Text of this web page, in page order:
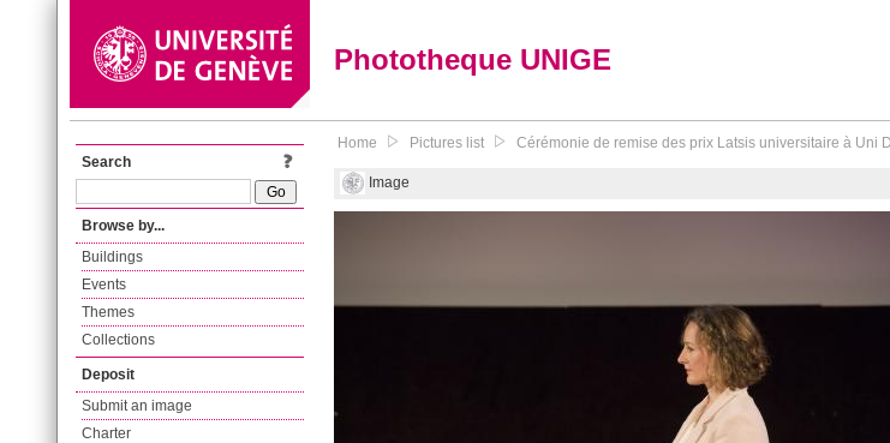
Phototheque UNIGE
Search
Browse by...
Buildings
Events
Themes
Collections
Deposit
Submit an image
Charter
Home Pictures list Cérémonie de remise des prix Latsis universitaire à Uni
Image